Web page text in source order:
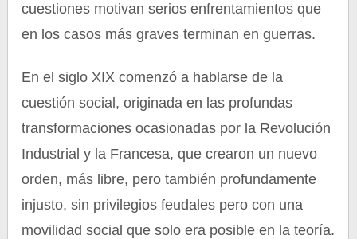
cuestiones motivan serios enfrentamientos que
en los casos más graves terminan en guerras.
En el siglo XIX comenzó a hablarse de la
cuestión social, originada en las profundas
transformaciones ocasionadas por la Revolución
Industrial y la Francesa, que crearon un nuevo
orden, más libre, pero también profundamente
injusto, sin privilegios feudales pero con una
movilidad social que solo era posible en la teoría.